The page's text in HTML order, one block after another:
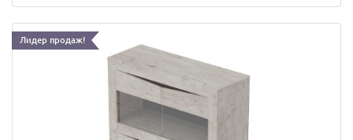
Лидер продаж!